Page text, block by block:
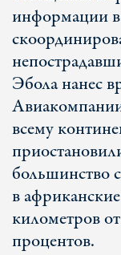
информации в
Эбола нанес
всему
большинство
в
километров
процентов.